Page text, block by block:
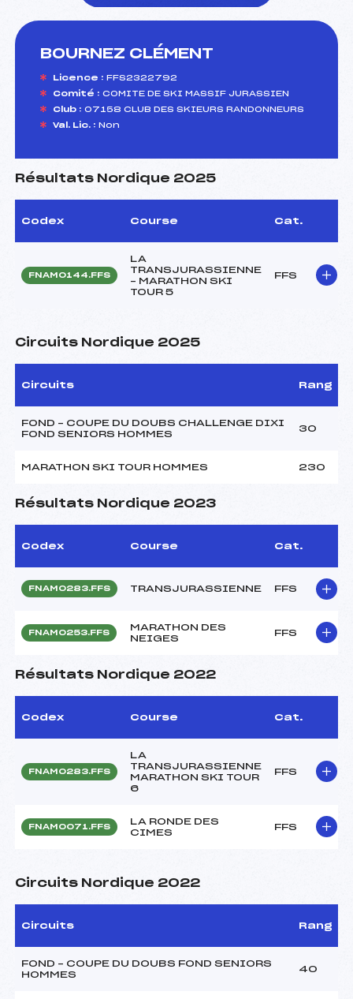
BOURNEZ CLÉMENT
Licence : FFS2322792
Comité : COMITE DE SKI MASSIF JURASSIEN
Club : 07158 CLUB DES SKIEURS RANDONNEURS
Val. Lic. : Non
Résultats Nordique 2025
Codex Course Cat.
FNAM0144.FFS
LA
TRANSJURASSIENNE
– MARATHON SKI
TOUR 5
FFS
Circuits Nordique 2025
Circuits Rang
FOND – COUPE DU DOUBS CHALLENGE DIXI
FOND SENIORS HOMMES
30
MARATHON SKI TOUR HOMMES 230
Résultats Nordique 2023
Codex Course Cat.
FNAM0283.FFS TRANSJURASSIENNE FFS
FNAM0253.FFS
MARATHON DES
NEIGES
FFS
Résultats Nordique 2022
Codex Course Cat.
FNAM0283.FFS
LA
TRANSJURASSIENNE
MARATHON SKI TOUR
6
FFS
FNAM0071.FFS
LA RONDE DES
CIMES
FFS
Circuits Nordique 2022
Circuits Rang
FOND – COUPE DU DOUBS FOND SENIORS
HOMMES
40